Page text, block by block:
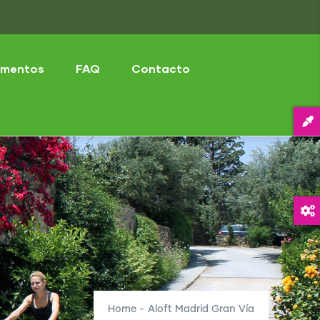
FAQ Contacto
Home - Aloft Madrid Gran Vía